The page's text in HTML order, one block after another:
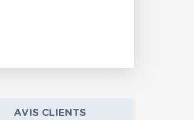
AVIS CLIENTS